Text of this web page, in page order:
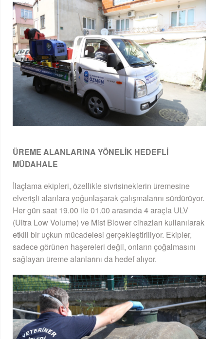
ÜREME ALANLARINA YÖNELİK HEDEFLİ
MÜDAHALE
İlaçlama ekipleri, özellikle sivrisineklerin üremesine
elverişli alanlara yoğunlaşarak çalışmalarını sürdürüyor.
Her gün saat 19.00 ile 01.00 arasında 4 araçla ULV
(Ultra Low Volume) ve Mist Blower cihazları kullanılarak
etkili bir uçkun mücadelesi gerçekleştiriliyor. Ekipler,
sadece görünen haşereleri değil, onların çoğalmasını
sağlayan üreme alanlarını da hedef alıyor.